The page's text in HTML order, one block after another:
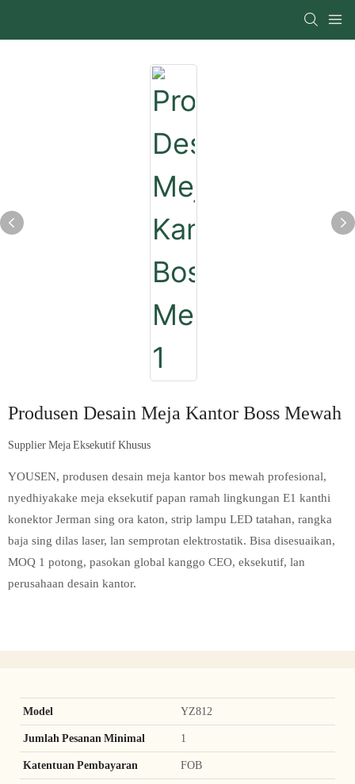
Produsen Desain Meja Kantor Boss Mewah
Supplier Meja Eksekutif Khusus
YOUSEN, produsen desain meja kantor bos mewah profesional,
nyedhiyakake meja eksekutif papan ramah lingkungan E1 kanthi
konektor Jerman sing ora katon, strip lampu LED tatahan, rangka
baja sing dilas laser, lan semprotan elektrostatik. Bisa disesuaikan,
MOQ 1 potong, pasokan global kanggo CEO, eksekutif, lan
perusahaan desain kantor.
Model YZ812
Jumlah Pesanan Minimal 1
Katentuan Pembayaran FOB